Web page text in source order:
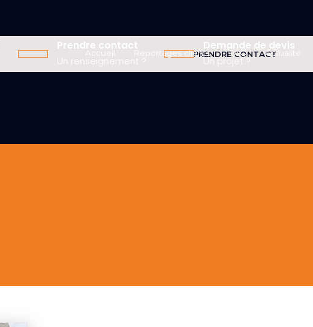
Prendre contact
Un renseignement ?
Demande de devis
Un projet ?
Accueil Reportages clients FAQ Actualité
PRENDRE CONTACT